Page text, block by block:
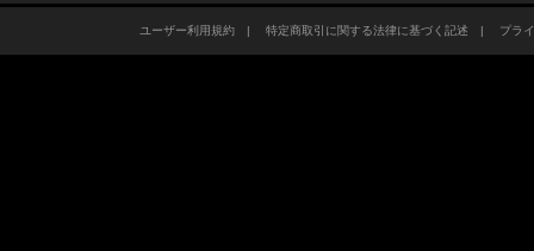
ユーザー利用規約| 特定商取引に関する法律に基づく記述 | プラ